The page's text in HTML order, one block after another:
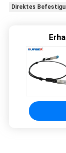
Direktes